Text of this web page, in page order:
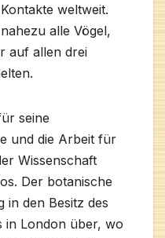
weltweit.
alle Vögel,
auf allen drei
seine
und die Arbeit für
Wissenschaft
Der botanische
in den Besitz des
in London über, wo